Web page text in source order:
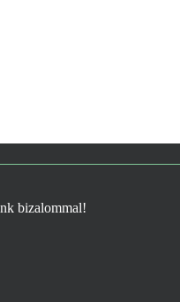
bizalommal!